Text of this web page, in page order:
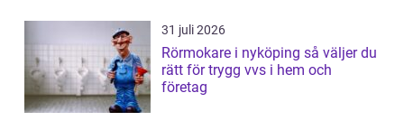
31 juli 2026
Rörmokare i nyköping så väljer du
rätt för trygg vvs i hem och
företag